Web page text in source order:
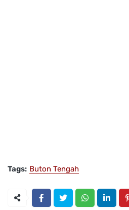
Tags: Buton Tengah